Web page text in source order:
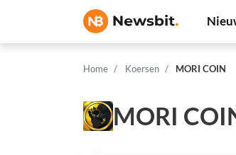
Home Koersen MORI COIN
MORI